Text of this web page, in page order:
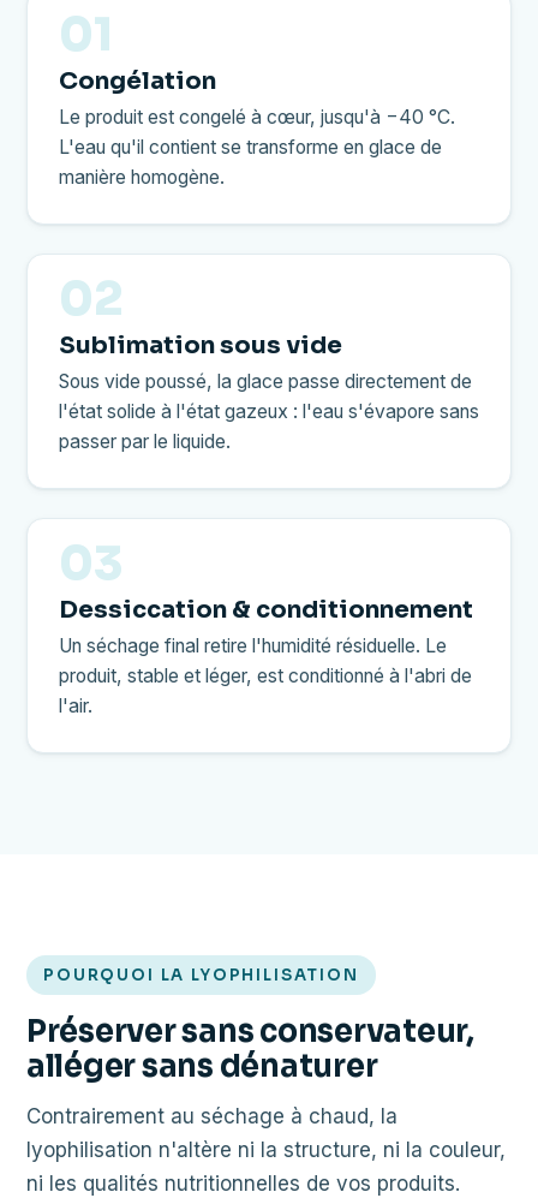
01
Congélation
Le produit est congelé à cœur, jusqu'à −40 °C.
L'eau qu'il contient se transforme en glace de
manière homogène.
02
Sublimation sous vide
Sous vide poussé, la glace passe directement de
l'état solide à l'état gazeux : l'eau s'évapore sans
passer par le liquide.
03
Dessiccation & conditionnement
Un séchage final retire l'humidité résiduelle. Le
produit, stable et léger, est conditionné à l'abri de
l'air.
POURQUOI LA LYOPHILISATION
Préserver sans conservateur,
alléger sans dénaturer
Contrairement au séchage à chaud, la
lyophilisation n'altère ni la structure, ni la couleur,
ni les qualités nutritionnelles de vos produits.